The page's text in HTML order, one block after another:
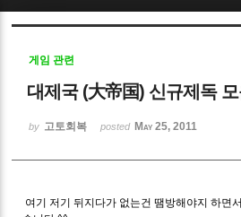
게임 관련
대제국 (大帝国) 신규제독
by 고토회복 posted May 25, 2011
여기 저기 뒤지다가 없는건 땜방해야지 하면
Sketchbook5, 스케
Sketchbook5, 스